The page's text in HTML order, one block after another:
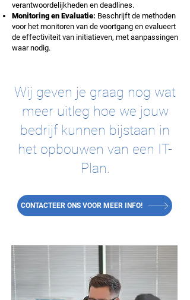
verantwoordelijkheden en deadlines.
Monitoring en Evaluatie: Beschrijft de methoden
voor het monitoren van de voortgang en evalueert
de effectiviteit van initiatieven, met aanpassingen
waar nodig.
Wij geven je graag nog wat
meer uitleg hoe we jouw
bedrijf kunnen bijstaan in
het opbouwen van een IT-
Plan.
CONTACTEER ONS VOOR MEER INFO!